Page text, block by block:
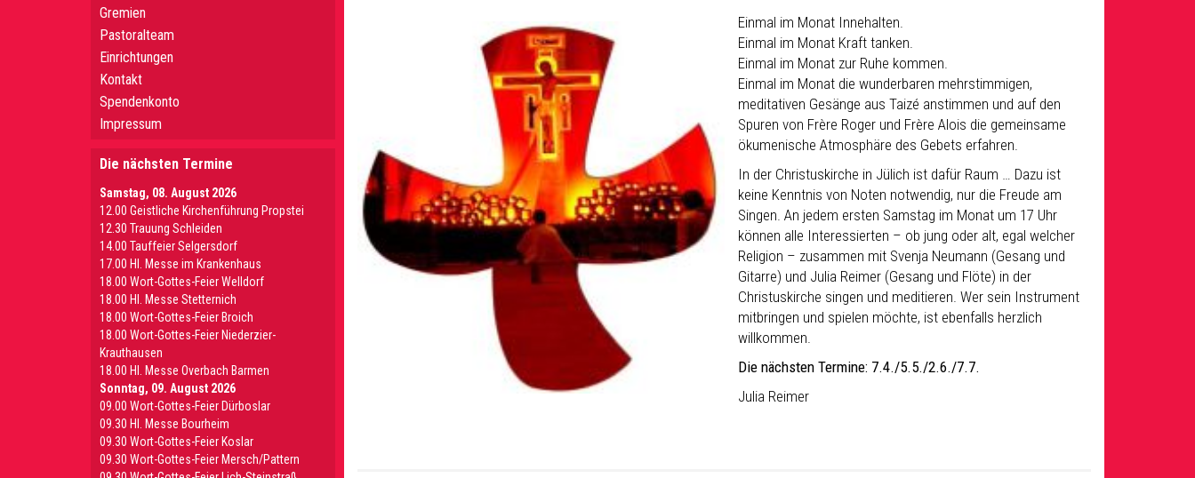
Einmal im Monat Innehalten.
Einmal im Monat Kraft tanken.
Einmal im Monat zur Ruhe kommen.
Einmal im Monat die wunderbaren mehrstimmigen,
meditativen Gesänge aus Taizé anstimmen und auf den
Spuren von Frère Roger und Frère Alois die gemeinsame
ökumenische Atmosphäre des Gebets erfahren.
In der Christuskirche in Jülich ist dafür Raum … Dazu ist
keine Kenntnis von Noten notwendig, nur die Freude am
Singen. An jedem ersten Samstag im Monat um 17 Uhr
können alle Interessierten – ob jung oder alt, egal welcher
Religion – zusammen mit Svenja Neumann (Gesang und
Gitarre) und Julia Reimer (Gesang und Flöte) in der
Christuskirche singen und meditieren. Wer sein Instrument
mitbringen und spielen möchte, ist ebenfalls herzlich
willkommen.
Die nächsten Termine: 7.4./5.5./2.6./7.7.
Julia Reimer
Gremien
Pastoralteam
Einrichtungen
Kontakt
Spendenkonto
Impressum
Die nächsten Termine
Samstag, 08. August 2026
12.00 Geistliche Kirchenführung Propstei
12.30 Trauung Schleiden
14.00 Tauffeier Selgersdorf
17.00 Hl. Messe im Krankenhaus
18.00 Wort-Gottes-Feier Welldorf
18.00 Hl. Messe Stetternich
18.00 Wort-Gottes-Feier Broich
18.00 Wort-Gottes-Feier Niederzier-
Krauthausen
18.00 Hl. Messe Overbach Barmen
Sonntag, 09. August 2026
09.00 Wort-Gottes-Feier Dürboslar
09.30 HI. Messe Bourheim
09.30 Wort-Gottes-Feier Koslar
09.30 Wort-Gottes-Feier Mersch/Pattern